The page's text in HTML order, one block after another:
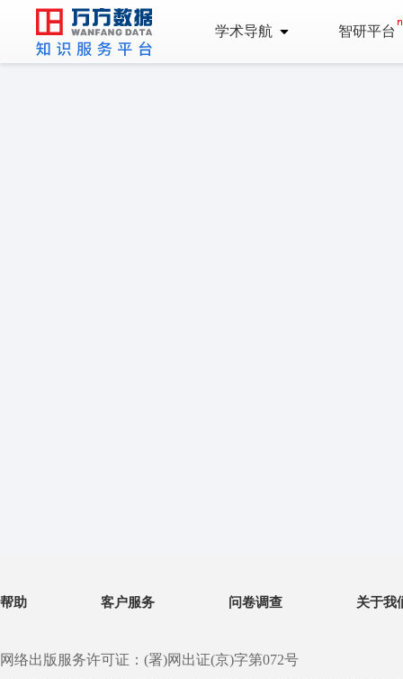
学术导航 智研平台
帮助 客户服务 问卷调查 关于我
网络出版服务许可证：(署)网出证(京)字第072号